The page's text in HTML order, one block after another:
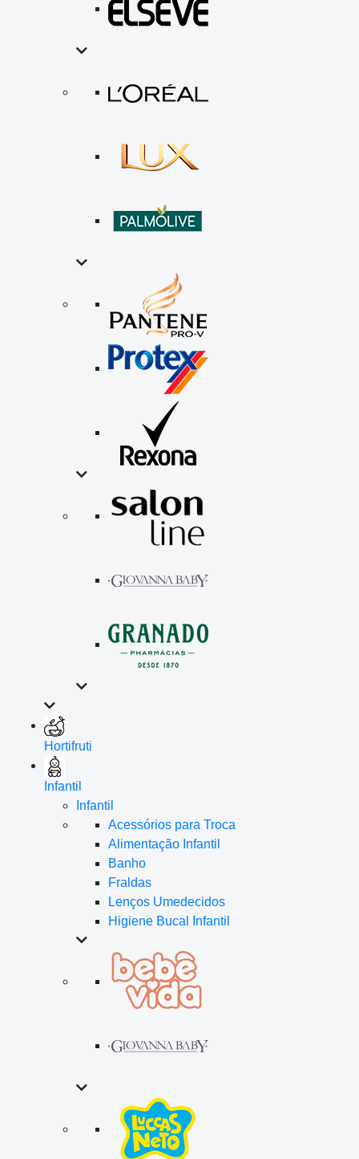
Hortifruti
Infantil
Infantil
Acessórios para Troca
Alimentação Infantil
Banho
Fraldas
Lenços Umedecidos
Higiene Bucal Infantil